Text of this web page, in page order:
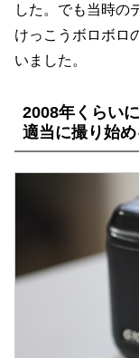
した。でも当時の
けっこうボロボロ
いました。
2008年くらい
適当に撮り始め